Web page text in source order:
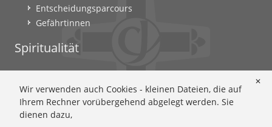
Entscheidungsparcours
Gefährtinnen
Spiritualität
Ignatianisch beten: Wie geht das? Eine Anleitung
Ignatianisch und weiblich: Mary Wards Spiritualität
Mary-Ward: Geschichte und Texte im Überblick
✕
Wir verwenden auch Cookies - kleinen Dateien, die auf
Ihrem Rechner vorübergehend abgelegt werden. Sie
dienen dazu,